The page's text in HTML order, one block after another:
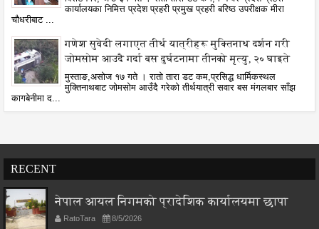
कार्यालयका निमित्त प्रदेश प्रहरी प्रमुख प्रहरी बरिष्ठ उपरीक्षक मीरा
चौधरीबाट ...
गणेश सुवेदी लगाएत तीर्थ यात्रीहरू मुक्तिनाथ दर्शन गरी
जोमसोम आउदै गर्दा बस दुर्घटनामा तीनको मृत्यु, २० घाइते
मुस्ताङ,असोज १७ गते । रातो तारा डट कम,प्रसिद्ध धार्मिकस्थल
मुक्तिनाथबाट जोमसोम आउँदै गरेको तीर्थयात्री सवार बस मंगलबार साँझ
कागबेनीमा द...
RECENT
नेपाल आयल निगमको प्रादेशिक कार्यालयमा छापा
RatoTara 8/5/2026